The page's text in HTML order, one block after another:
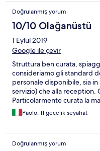
Doğrulanmış yorum
10/10 Olağanüstü
1 Eylül 2019
Google ile çevir
Struttura ben curata,
consideriamo gli standard
personale disponibile, sia
servizio) che alla reception.
Particolarmente curata la
sempre al lavoro. Un’unica
quella che può dirsi una
futuro ritorno a Sharm.
Paolo, 11 gecelik seyahat
Doğrulanmış yorum